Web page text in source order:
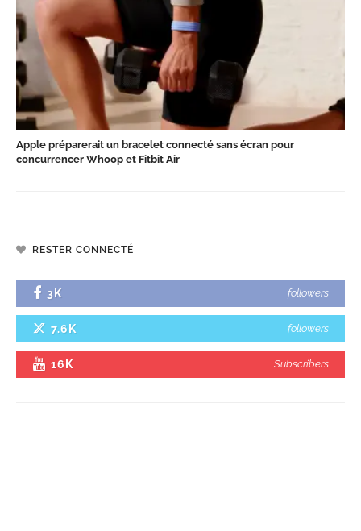
Apple préparerait un bracelet connecté sans écran pour
concurrencer Whoop et Fitbit Air
RESTER CONNECTÉ
3K followers
7.6K followers
16K Subscribers